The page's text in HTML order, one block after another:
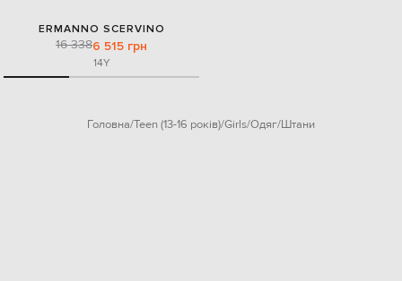
ERMANNO SCERVINO
16 3386 515 грн
14Y
Головна Teen (13-16 років) Girls Одяг Штани